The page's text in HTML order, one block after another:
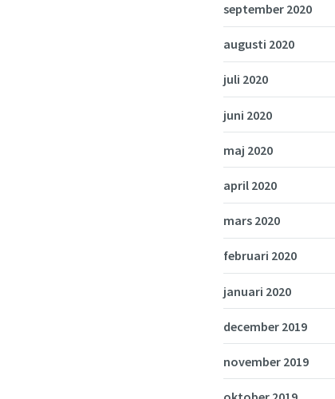
september 2020
augusti 2020
juli 2020
juni 2020
maj 2020
april 2020
mars 2020
februari 2020
januari 2020
december 2019
november 2019